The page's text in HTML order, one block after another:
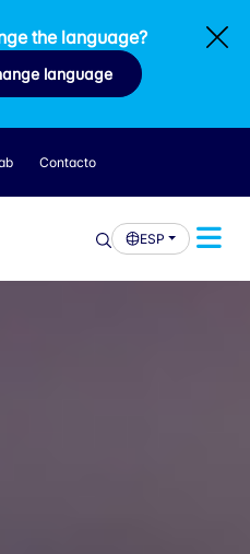
the language?
language
Contacto
ESP